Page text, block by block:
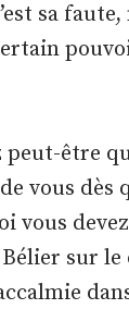
sa
être
vous dès
vous
sur le